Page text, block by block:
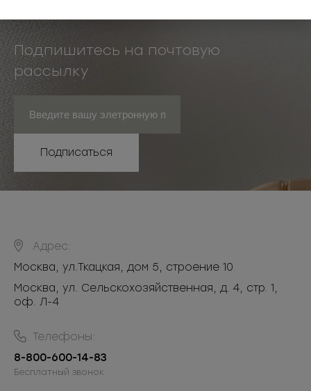
Подпишитесь на почтовую
рассылку
Подписаться
Адрес:
Москва, ул.Ткацкая, дом 5, строение 10
Москва, ул. Сельскохозяйственная, д. 4, стр. 1,
оф. Л-4
Телефоны:
8-800-600-14-83
Бесплатный звонок